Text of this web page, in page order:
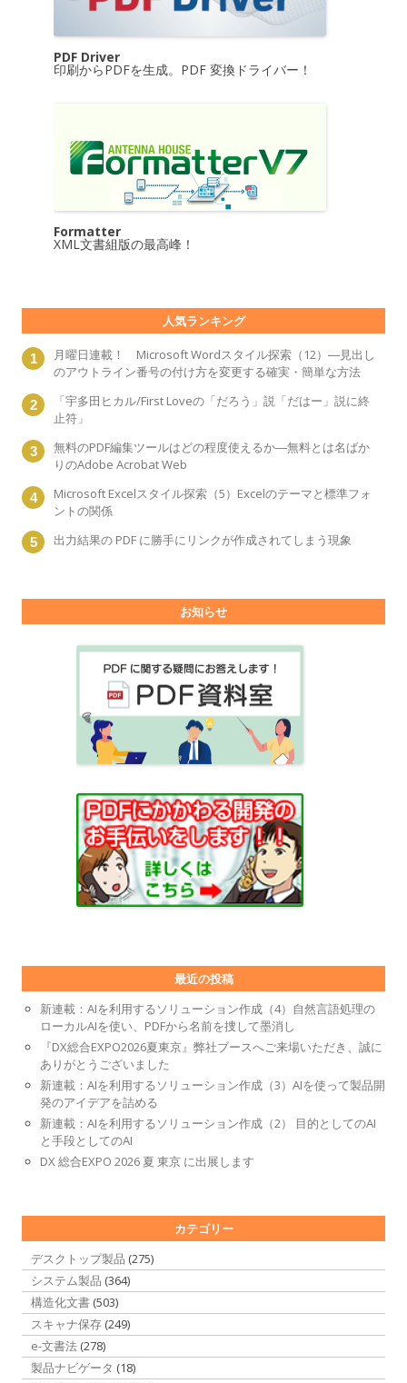
PDF Driver
印刷からPDFを生成。PDF 変換ドライバー！
Formatter
XML文書組版の最高峰！
人気ランキング
月曜日連載！ Microsoft Wordスタイル探索（12）―見出し
のアウトライン番号の付け方を変更する確実・簡単な方法
「宇多田ヒカル/First Loveの「だろう」説「だはー」説に終
止符」
無料のPDF編集ツールはどの程度使えるか―無料とは名ばか
りのAdobe Acrobat Web
Microsoft Excelスタイル探索（5）Excelのテーマと標準フォ
ントの関係
出力結果の PDF に勝手にリンクが作成されてしまう現象
お知らせ
最近の投稿
新連載：AIを利用するソリューション作成（4）自然言語処理の
ローカルAIを使い、PDFから名前を捜して墨消し
『DX総合EXPO2026夏東京』弊社ブースへご来場いただき、誠に
ありがとうございました
新連載：AIを利用するソリューション作成（3）AIを使って製品開
発のアイデアを詰める
新連載：AIを利用するソリューション作成（2） 目的としてのAI
と手段としてのAI
DX 総合EXPO 2026 夏 東京 に出展します
カテゴリー
デスクトップ製品 (275)
システム製品 (364)
構造化文書 (503)
スキャナ保存 (249)
e-文書法 (278)
製品ナビゲータ (18)